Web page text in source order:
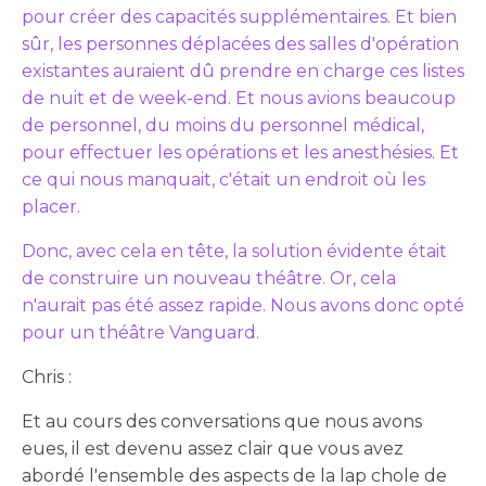
pour créer des capacités supplémentaires. Et bien
sûr, les personnes déplacées des salles d'opération
existantes auraient dû prendre en charge ces listes
de nuit et de week-end. Et nous avions beaucoup
de personnel, du moins du personnel médical,
pour effectuer les opérations et les anesthésies. Et
ce qui nous manquait, c'était un endroit où les
placer.
Donc, avec cela en tête, la solution évidente était
de construire un nouveau théâtre. Or, cela
n'aurait pas été assez rapide. Nous avons donc opté
pour un théâtre Vanguard.
Chris :
Et au cours des conversations que nous avons
eues, il est devenu assez clair que vous avez
abordé l'ensemble des aspects de la lap chole de